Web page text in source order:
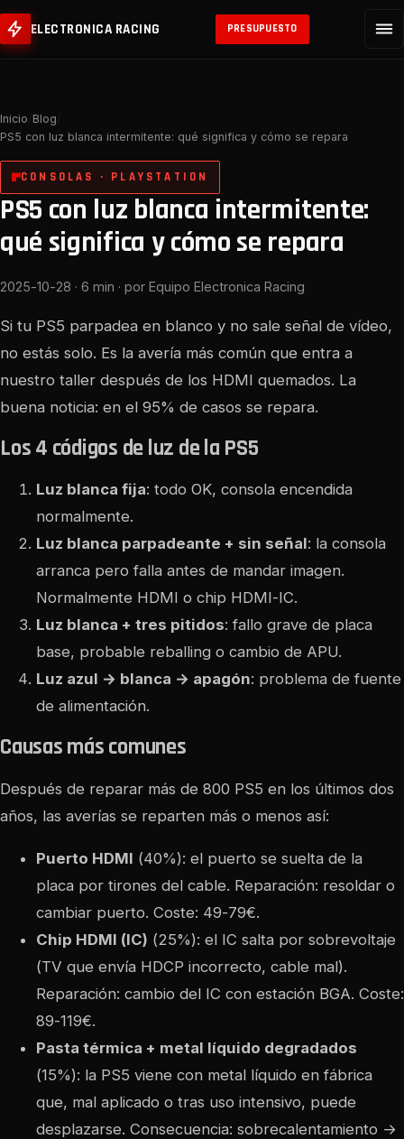
ELECTRONICA RACING PRESUPUESTO
Inicio Blog
PS5 con luz blanca intermitente: qué significa y cómo se repara
CONSOLAS · PLAYSTATION
PS5 con luz blanca intermitente:
qué significa y cómo se repara
2025-10-28 · 6 min · por Equipo Electronica Racing
Si tu PS5 parpadea en blanco y no sale señal de vídeo,
no estás solo. Es la avería más común que entra a
nuestro taller después de los HDMI quemados. La
buena noticia: en el 95% de casos se repara.
Los 4 códigos de luz de la PS5
Luz blanca fija: todo OK, consola encendida
normalmente.
Luz blanca parpadeante + sin señal: la consola
arranca pero falla antes de mandar imagen.
Normalmente HDMI o chip HDMI-IC.
Luz blanca + tres pitidos: fallo grave de placa
base, probable reballing o cambio de APU.
Luz azul → blanca → apagón: problema de fuente
de alimentación.
Causas más comunes
Después de reparar más de 800 PS5 en los últimos dos
años, las averías se reparten más o menos así:
Puerto HDMI (40%): el puerto se suelta de la
placa por tirones del cable. Reparación: resoldar o
cambiar puerto. Coste: 49-79€.
Chip HDMI (IC) (25%): el IC salta por sobrevoltaje
(TV que envía HDCP incorrecto, cable mal).
Reparación: cambio del IC con estación BGA. Coste:
89-119€.
Pasta térmica + metal líquido degradados
(15%): la PS5 viene con metal líquido en fábrica
que, mal aplicado o tras uso intensivo, puede
desplazarse. Consecuencia: sobrecalentamiento →